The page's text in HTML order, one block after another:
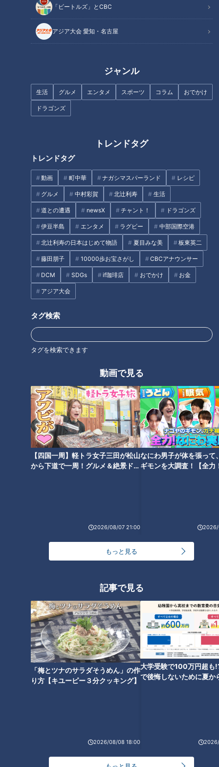
「ビートルズ」とCBC
アジア大会 愛知・名古屋
ジャンル
生活 グルメ エンタメ スポーツ コラム おでかけ
ドラゴンズ
トレンドタグ
トレンドタグ
動画 町中華 ナガシマスパーランド レシピ
グルメ 中村彩賀 北辻利寿 生活
道との遭遇 newsX チャント！ ドラゴンズ
伊豆半島 エンタメ ラグビー 中部国際空港
北辻利寿の日本はじめて物語 夏目みな美 板東英二
藤田朋子 10000歩お宝さがし CBCアナウンサー
DCM SDGs if珈琲店 おでかけ お金
アジア大会
タグ検索
タグを検索できます
動画で見る
【四国一周】軽トラ女子三田が松山
から下道で一周！グルメ＆絶景ドラ
2026/08/07 21:00
なにわ男子が体を張って
ギモンを大調査！【全力
2026/
もっと見る
記事で見る
「梅とツナのサラダそうめん」の作
り方【キユーピー３分クッキング】
2026/08/08 18:00
大学受験で100万円超も
で後悔しないために夏か
CBCテレビ/「チャント！」
2021年、名古屋・大須エリアにオープンしたカフェスペース
『ユメイロリラガル』。通称『ユメリラ』。「おしゃれ」と
「かわいい」がたくさん詰め込まれた、メルヘンな世界観が広
がる新スポットです。
オブジェが飾られており、ポップなオブジェを背景に映える写
真が撮れると小中学生に大人気です。
スイーツもおしゃかわ！
CBCテレビ/「チャント！」
パンダのチョコレートとカラースプレーがトッピングされたカ
ラフルな『カラフルぱんだパンケーキ』や、魔法少女をモチー
フにした『マジカルベリーパフェ』など、どれもおしゃかわで
映えるスイーツばかり！
中でもお店のイチオシは、カラフルすぎる『スイーツ缶(ハッ
ピーブルースター)』。 フルーツやパンナコッタなど6種類の
食材が入った、思わず写真を撮りたくなる映えスイーツです。
くつろげる「憩いの場」